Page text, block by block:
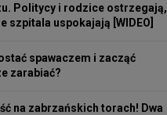
Politycy i rodzice ostrzegają,
szpitala uspokajają [WIDEO]
spawaczem i zacząć
zarabiać?
na zabrzańskich torach! Dwa